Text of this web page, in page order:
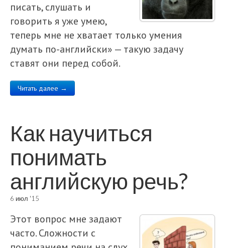
писать, слушать и
говорить я уже умею,
теперь мне не хватает только умения
думать по-английски» — такую задачу
ставят они перед собой.
Читать далее →
Как научиться
понимать
английскую речь?
6 июл '15
Этот вопрос мне задают
часто. Сложности с